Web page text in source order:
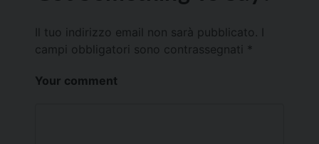
Il tuo indirizzo email non sarà pubblicato.
campi obbligatori sono contrassegnati *
Your comment